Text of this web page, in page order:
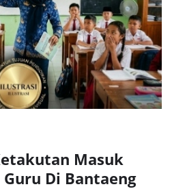
Masuk
Di Bantaeng